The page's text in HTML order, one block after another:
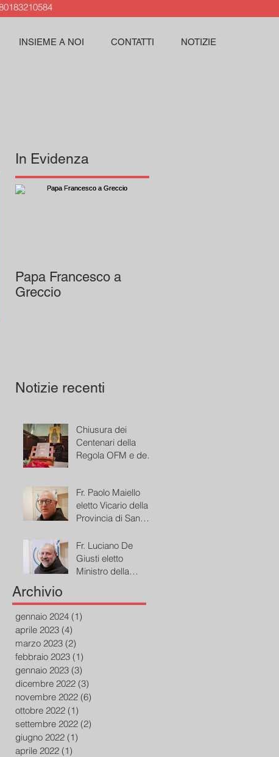
INSIEME A NOI CONTATTI NOTIZIE
Papa Francesco a
Greccio
Notizie recenti
Chiusura dei
Centenari della
Regola OFM e del
Fr. Paolo Maiello
eletto Vicario della
Provincia di San
Fr. Luciano De
Giusti eletto
Ministro della
Archivio
gennaio 2024 (1)
aprile 2023 (4)
marzo 2023 (2)
febbraio 2023 (1)
gennaio 2023 (3)
dicembre 2022 (3)
novembre 2022 (6)
ottobre 2022 (1)
settembre 2022 (2)
giugno 2022 (1)
aprile 2022 (1)
In Evidenza